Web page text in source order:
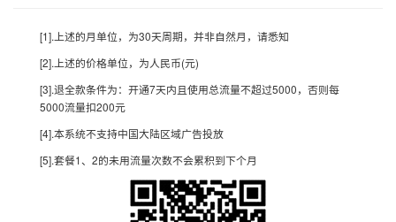
[1].上述的月单位，为30天周期，并非自然月，请悉知
[2].上述的价格单位，为人民币(元)
[3].退全款条件为：开通7天内且使用总流量不超过5000，否则每
5000流量扣200元
[4].本系统不支持中国大陆区域广告投放
[5].套餐1、2的未用流量次数不会累积到下个月